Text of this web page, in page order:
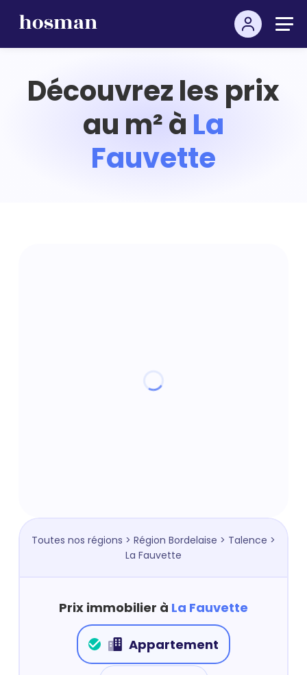
Découvrez les prix
au m² à La
Fauvette
Toutes nos régions > Région Bordelaise > Talence >
La Fauvette
Prix immobilier à La Fauvette
Appartement